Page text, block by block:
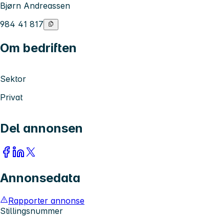
Bjørn Andreassen
984 41 817
Om bedriften
Sektor
Privat
Del annonsen
Annonsedata
Rapporter annonse
Stillingsnummer